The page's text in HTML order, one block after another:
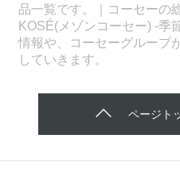
品一覧です。｜コーセーの
KOSÉ(メゾンコーセー) -季
情報や、コーセーグループ
していきます。
ページト